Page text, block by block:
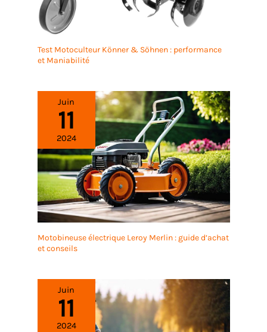
Test Motoculteur Könner & Söhnen : performance
et Maniabilité
Juin
11
2024
Motobineuse électrique Leroy Merlin : guide d’achat
et conseils
Juin
11
2024